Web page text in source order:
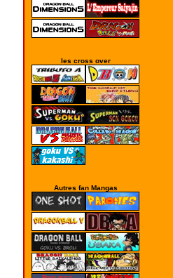
les cross over
Autres fan Mangas